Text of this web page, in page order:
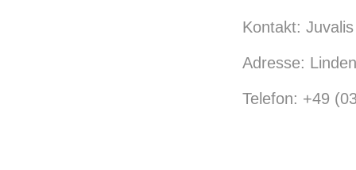
Kontakt:
Adresse:
Telefon: +49